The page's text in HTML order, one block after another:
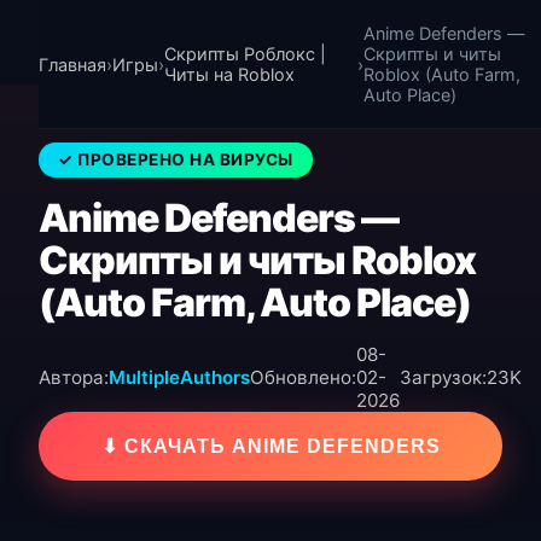
Главная›Игры›Скрипты Роблокс |
Читы на Roblox
›
Anime Defenders —
Скрипты и читы
Roblox (Auto Farm,
Auto Place)
✓ ПРОВЕРЕНО НА ВИРУСЫ
Anime Defenders —
Скрипты и читы Roblox
(Auto Farm, Auto Place)
Автора:MultipleAuthorsОбновлено:
08-
02-
2026
Загрузок:23K
⬇ СКАЧАТЬ ANIME DEFENDERS